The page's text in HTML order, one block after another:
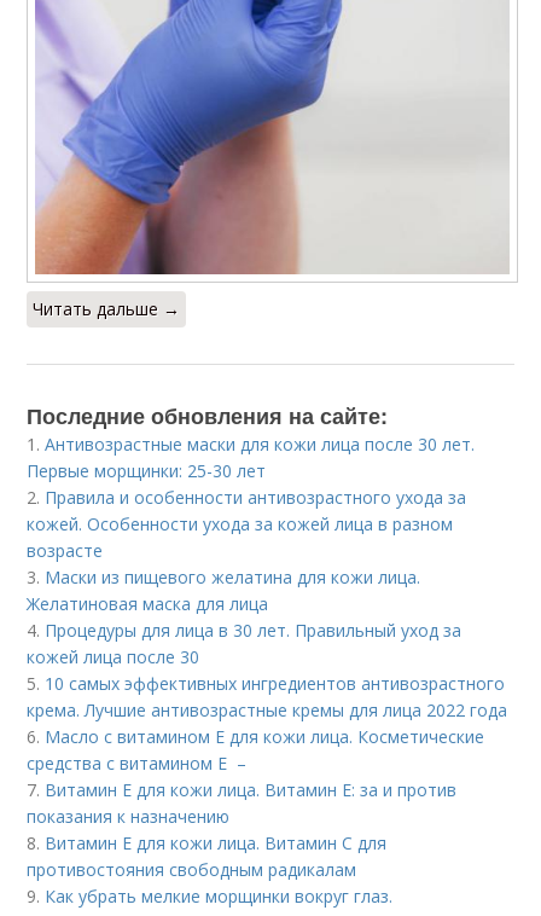
Читать дальше →
Последние обновления на сайте:
1.Антивозрастные маски для кожи лица после 30 лет.
Первые морщинки: 25-30 лет
2. Правила и особенности антивозрастного ухода за
кожей. Особенности ухода за кожей лица в разном
возрасте
3. Маски из пищевого желатина для кожи лица.
Желатиновая маска для лица
4. Процедуры для лица в 30 лет. Правильный уход за
кожей лица после 30
5. 10 самых эффективных ингредиентов антивозрастного
крема. Лучшие антивозрастные кремы для лица 2022 года
6. Масло с витамином Е для кожи лица. Косметические
средства с витамином Е –
7. Витамин E для кожи лица. Витамин Е: за и против
показания к назначению
8. Витамин Е для кожи лица. Витамин С для
противостояния свободным радикалам
9. Как убрать мелкие морщинки вокруг глаз.